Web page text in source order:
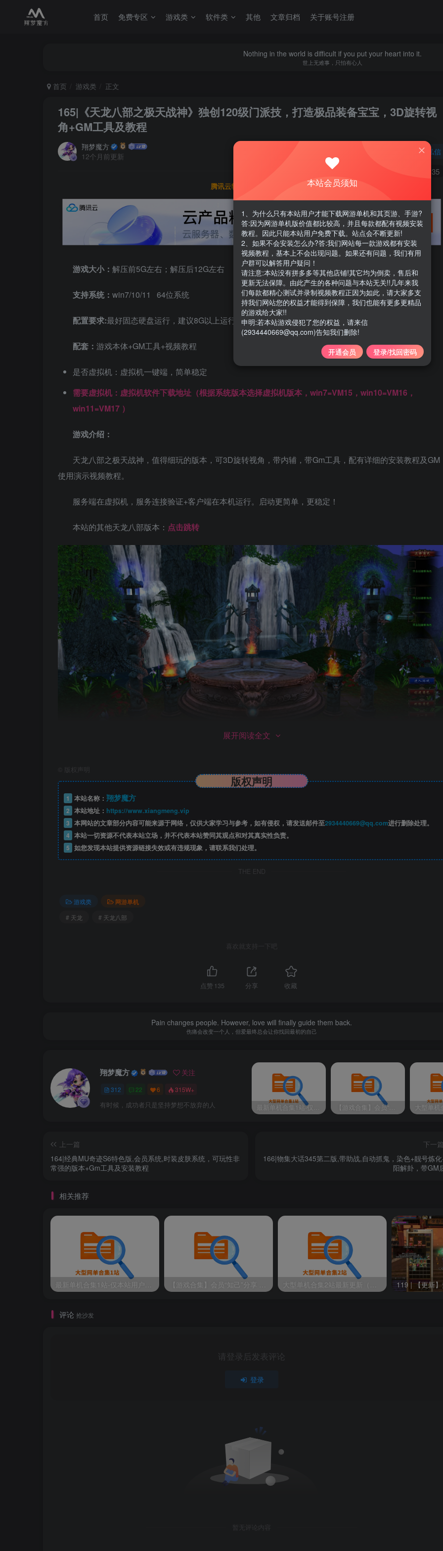
首页 免费专区 游戏类 软件类 其他 文章归档 关于账号注册
Nothing in the world is difficult if you put your heart into it.
世上无难事，只怕有心人
首页 游戏类 正文
165|《天龙八部之极天战神》独创120级门派技，打造极品装备宝宝，3D旋转视
角+GM工具及教程
翔梦魔方
12个月前更新
私信
135
腾讯云轻量服务器优惠活动链接
游戏大小： 解压前5G左右；解压后12G左右
支持系统： win7/10/11 64位系统
配置要求:最好固态硬盘运行，建议8G以上运行内存
配套： 游戏本体+GM工具+视频教程
是否虚拟机：虚拟机一键端，简单稳定
需要虚拟机：虚拟机软件下载地址（根据系统版本选择虚拟机版本，win7=VM15，win10=VM16，
win11=VM17 ）
游戏介绍：
天龙八部之极天战神，值得细玩的版本，可3D旋转视角，带内辅，带Gm工具，配有详细的安装教程及GM
使用演示视频教程。
服务端在虚拟机，服务连接验证+客户端在本机运行。启动更简单，更稳定！
本站的其他天龙八部版本： 点击跳转
展开阅读全文
版权声明
版权声明
1 本站名称： 翔梦魔方
2 本站地址： https://www.xiangmeng.vip
3 本网站的文章部分内容可能来源于网络，仅供大家学习与参考，如有侵权，请发送邮件至2934440669@qq.com进行删除处理。
4 本站一切资源不代表本站立场，并不代表本站赞同其观点和对其真实性负责。
5 如您发现本站提供资源链接失效或有违规现象，请联系我们处理。
THE END
游戏类
网游单机
# 天龙
# 天龙八部
喜欢就支持一下吧
点赞 135 分享 收藏
Pain changes people. However, love will finally guide them back.
伤痛会改变一个人，但爱最终总会让你找回最初的自己
翔梦魔方 关注
312 22 6 315W+
有时候，成功者只是坚持梦想不放弃的人 最新单机合集1站-仅本站用户可下载（直链满速下载） 【游戏合集】会员“知己”分享 1T网游单机大合集 某宝购买收集 带架设教程视频(部分免虚拟机一键端 )
上一篇
164|经典MU奇迹S6特色版,会员系统,时装皮肤系统，可玩性非
常强的版本+Gm工具及安装教程
下一篇
166|物集大话345第二版,带助战,自动抓鬼，染色+靓号炼
阳解卦，带GM
相关推荐
评论 抢沙发
请登录后发表评论
登录
暂无评论内容
本站会员须知
1、为什么只有本站用户才能下载网游单机和其页游、手游?
答:因为网游单机版价值都比较高，并且每款都配有视频安装
教程。因此只能本站用户免费下载。站点会不断更新!
2、如果不会安装怎么办?答:我们网站每一款游戏都有安装
视频教程，基本上不会出现问题。如果还有问题，我们有用
户群可以解答用户疑问！
请注意:本站没有拼多多等其他店铺!其它均为倒卖，售后和
更新无法保障。由此产生的各种问题与本站无关!!几年来我
们每款都精心测试并录制视频教程正因为如此，请大家多支
持我们网站您的权益才能得到保障，我们也能有更多更精品
的游戏给大家!!
申明:若本站游戏侵犯了您的权益，请来信
(2934440669@qq.com)告知我们删除!
开通会员 登录/找回密码